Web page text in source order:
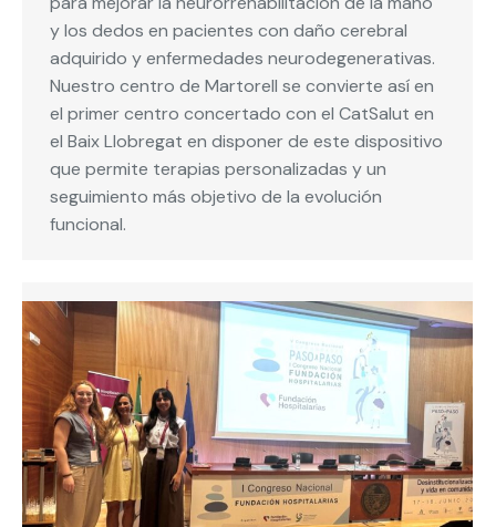
y los dedos en pacientes con daño cerebral
adquirido y enfermedades neurodegenerativas.
Nuestro centro de Martorell se convierte así en
el primer centro concertado con el CatSalut en
el Baix Llobregat en disponer de este dispositivo
que permite terapias personalizadas y un
seguimiento más objetivo de la evolución
funcional.